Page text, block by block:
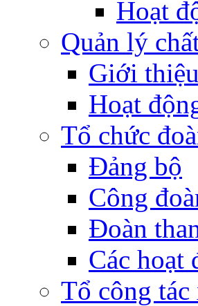
Hoạt
Quản lý
Giới thiệu
Hoạt
Tổ chức
Đảng bộ
Công
Đoàn
Các hoạt
Tổ công tác